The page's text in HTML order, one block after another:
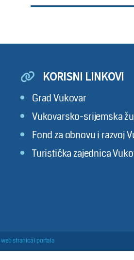
KORISNI LINKOVI
Grad Vukovar
Vukovarsko-srijemska
Fond za obnovu i razvoj
Turistička zajednica
web stranica i portala